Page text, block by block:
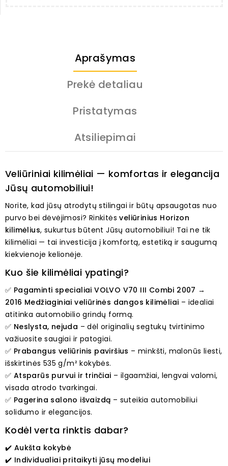
Aprašymas
Prekė detaliau
Pristatymas
Atsiliepimai
Veliūriniai kilimėliai — komfortas ir elegancija
Jūsų automobiliui!
Norite, kad jūsų atrodytų stilingai ir būtų apsaugotas nuo
purvo bei dėvėjimosi? Rinkitėsveliūrinius Horizon
kilimėlius, sukurtus būtent Jūsų automobiliui! Tai ne tik
kilimėliai — tai investicija į komfortą, estetiką ir saugumą
kiekvienoje kelionėje.
Kuo šie kilimėliai ypatingi?
✅ Pagaminti specialiai VOLVO V70 III Combi 2007 →
2016 Medžiaginiai veliūrinės dangos kilimėliai – idealiai
atitinka automobilio grindų formą.
✅ Neslysta, nejuda – dėl originalių segtukų tvirtinimo
važiuosite saugiai ir patogiai.
✅ Prabangus veliūrinis paviršius – minkšti, malonūs liesti,
išskirtinės 535 g/m² kokybės.
✅ Atsparūs purvui ir trinčiai – ilgaamžiai, lengvai valomi,
visada atrodo tvarkingai.
✅ Pagerina salono išvaizdą – suteikia automobiliui
solidumo ir elegancijos.
Kodėl verta rinktis dabar?
✔️ Aukšta kokybė
✔️ Individualiai pritaikyti jūsų modeliui